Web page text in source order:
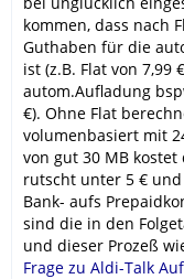
kommen, dass nach
Guthaben für die
ist (z.B. Flat von 7,99
autom.Aufladung
€). Ohne Flat
volumenbasiert mit
von gut 30 MB kostet
rutscht unter 5 €
Bank- aufs
sind die in den
und dieser Prozeß
Frage zu Aldi-Talk